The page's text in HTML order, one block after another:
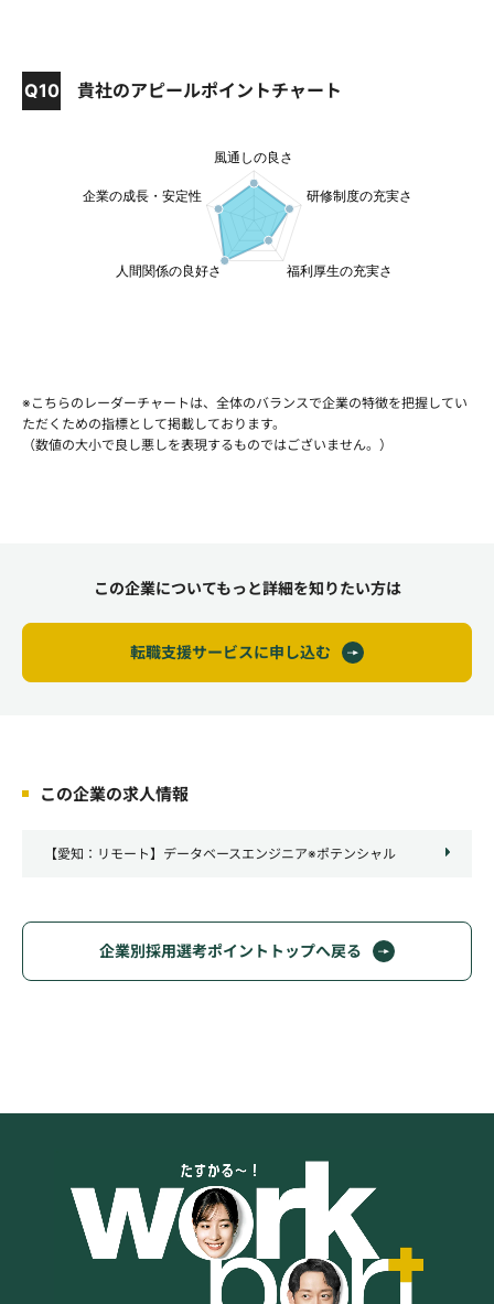
Q10 貴社のアピールポイントチャート
※こちらのレーダーチャートは、全体のバランスで企業の特徴を把握してい
ただくための指標として掲載しております。
（数値の大小で良し悪しを表現するものではございません。）
この企業についてもっと詳細を知りたい方は
転職支援サービスに申し込む
この企業の求人情報
【愛知：リモート】データベースエンジニア※ポテンシャル
企業別採用選考ポイントトップへ戻る